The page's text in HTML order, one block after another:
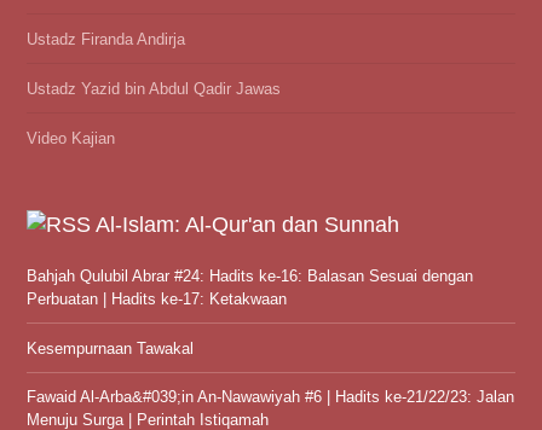
Ustadz Firanda Andirja
Ustadz Yazid bin Abdul Qadir Jawas
Video Kajian
Al-Islam: Al-Qur'an dan Sunnah
Bahjah Qulubil Abrar #24: Hadits ke-16: Balasan Sesuai dengan
Perbuatan | Hadits ke-17: Ketakwaan
Kesempurnaan Tawakal
Fawaid Al-Arba&#039;in An-Nawawiyah #6 | Hadits ke-21/22/23: Jalan
Menuju Surga | Perintah Istiqamah